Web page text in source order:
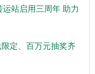
站启用三周年 助力
定、百万元抽奖齐